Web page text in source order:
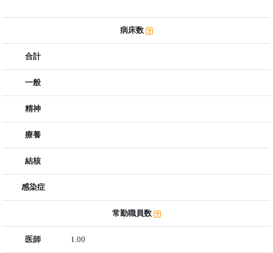
病床数
合計
一般
精神
療養
結核
感染症
常勤職員数
医師 1.00